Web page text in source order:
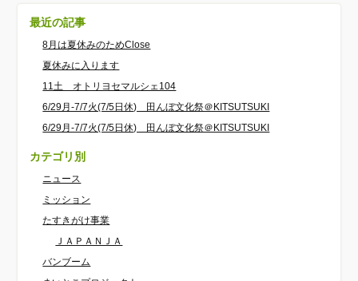
最近の記事
8月は夏休みのためClose
夏休みに入ります
11土 オトリヨセマルシェ104
6/29月-7/7火(7/5日休) 田んぼ文化祭＠KITSUTSUKI
6/29月-7/7火(7/5日休) 田んぼ文化祭＠KITSUTSUKI
カテゴリ別
ニュース
ミッション
たすきがけ事業
ＪＡＰＡＮＪＡ
バンブーム